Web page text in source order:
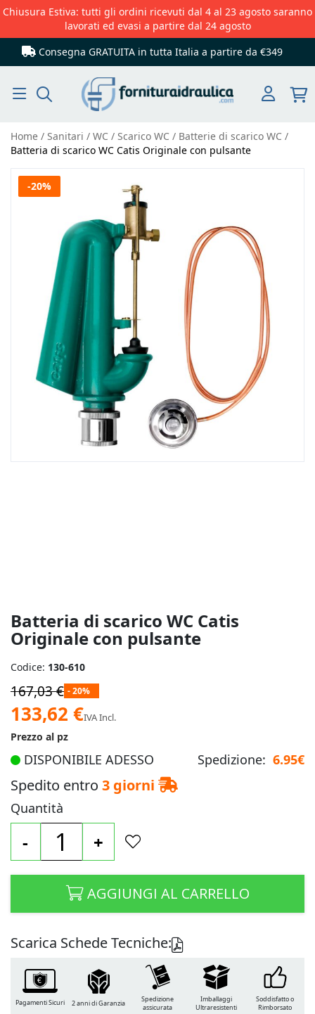
Chiusura Estiva: tutti gli ordini ricevuti dal 4 al 23 agosto saranno
lavorati ed evasi a partire dal 24 agosto
Consegna GRATUITA in tutta Italia a partire da €349
Home Sanitari WC Scarico WC
Batterie di scarico WC
Batteria di scarico WC Catis Originale con pulsante
Batteria di scarico WC Catis
Originale con pulsante
Vai
-20%
Codice: 130-610
167,03 € - 20%
Prezzo
speciale
133,62 €IVA Incl.
Prezzo al pz
DISPONIBILE ADESSO Spedizione: 6.95€
Spedito entro 3 giorni
Quantità
- +
AGGIUNGI AL CARRELLO
Scarica Schede Tecniche:
Pagamenti Sicuri 2 anni di Garanzia
Spedizione
assicurata
Imballaggi
Ultraresistenti
Soddisfatto o
Rimborsato